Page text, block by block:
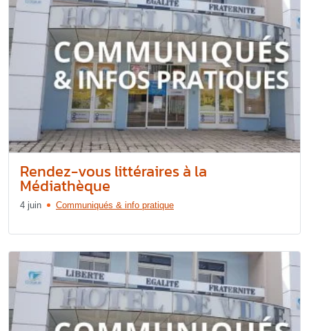
Rendez-vous littéraires à la
Médiathèque
4 juin Communiqués & info pratique